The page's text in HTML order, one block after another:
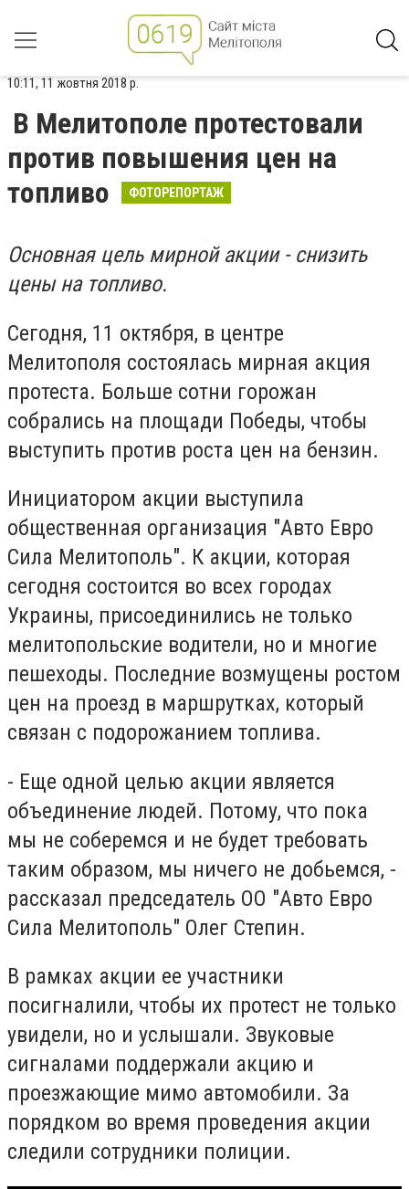
10:11, 11 жовтня 2018 р.
В Мелитополе протестовали
против повышения цен на
топливо
ФОТОРЕПОРТАЖ
Основная цель мирной акции - снизить
цены на топливо.
Сегодня, 11 октября, в центре
Мелитополя состоялась мирная акция
протеста. Больше сотни горожан
собрались на площади Победы, чтобы
выступить против роста цен на бензин.
Инициатором акции выступила
общественная организация "Авто Евро
Сила Мелитополь". К акции, которая
сегодня состоится во всех городах
Украины, присоединились не только
мелитопольские водители, но и многие
пешеходы. Последние возмущены ростом
цен на проезд в маршрутках, который
связан с подорожанием топлива.
- Еще одной целью акции является
объединение людей. Потому, что пока
мы не соберемся и не будет требовать
таким образом, мы ничего не добьемся, -
рассказал председатель ОО "Авто Евро
Сила Мелитополь" Олег Степин.
В рамках акции ее участники
посигналили, чтобы их протест не только
увидели, но и услышали. Звуковые
сигналами поддержали акцию и
проезжающие мимо автомобили. За
порядком во время проведения акции
следили сотрудники полиции.